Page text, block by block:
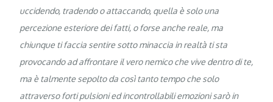
uccidendo, tradendo o attaccando, quella è solo una
percezione esteriore dei fatti, o forse anche reale, ma
chiunque ti faccia sentire sotto minaccia in realtà ti sta
provocando ad affrontare il vero nemico che vive dentro di te,
ma è talmente sepolto da così tanto tempo che solo
attraverso forti pulsioni ed incontrollabili emozioni sarò in